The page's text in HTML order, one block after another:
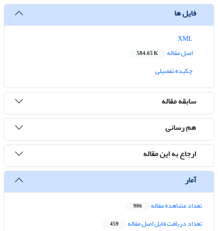
فایل ها
اصل مقاله
584.65 K
چکیده تفصیلی
سابقه مقاله
هم رسانی
ارجاع به این مقاله
آمار
تعداد مشاهده مقاله 906
تعداد دریافت فایل اصل مقاله 459